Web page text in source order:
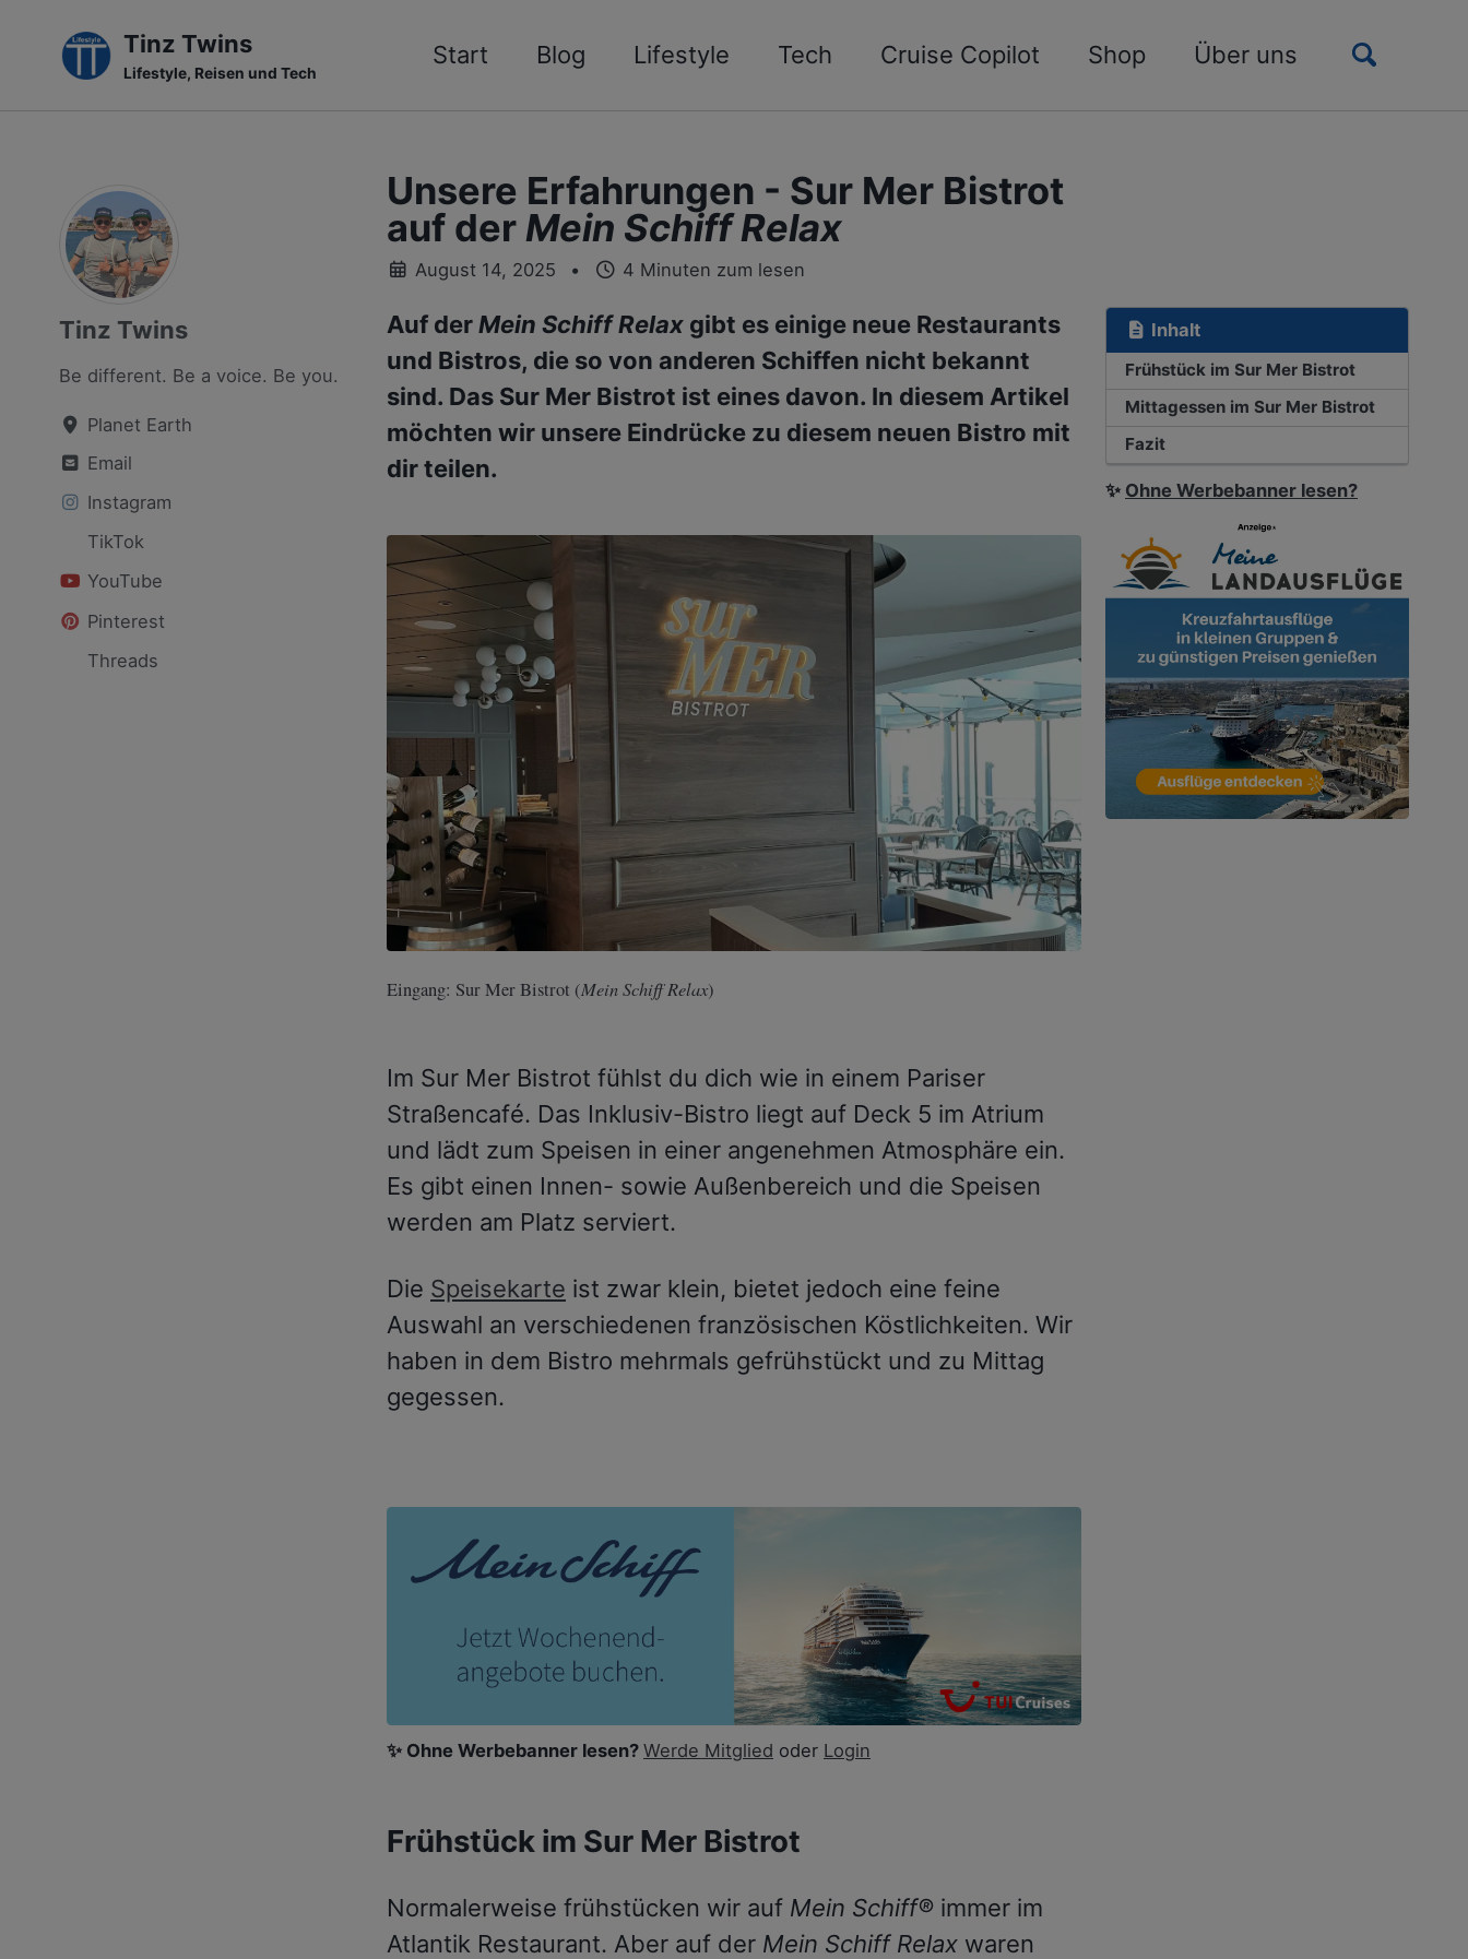
navigation
Tinz Twins
Lifestyle, Reisen und Tech
Start Blog Lifestyle Tech Cruise Copilot Shop Über uns
Toggle
Tinz Twins
Be different. Be a voice. Be you.
Planet Earth
Email
Instagram
TikTok
YouTube
Pinterest
Threads
Unsere Erfahrungen - Sur Mer Bistrot
auf derMein Schiff Relax
August 14, 2025 4 Minuten zum lesen
Inhalt
Frühstück im Sur Mer Bistrot
Mittagessen im Sur Mer Bistrot
Fazit
✨ Ohne Werbebanner lesen?
Auf derMein Schiff Relax gibt es einige neue Restaurants
und Bistros, die so von anderen Schiffen nicht bekannt
sind. Das Sur Mer Bistrot ist eines davon. In diesem Artikel
möchten wir unsere Eindrücke zu diesem neuen Bistro mit
dir teilen.
Eingang: Sur Mer Bistrot (Mein Schiff Relax)
Im Sur Mer Bistrot fühlst du dich wie in einem Pariser
Straßencafé. Das Inklusiv-Bistro liegt auf Deck 5 im Atrium
und lädt zum Speisen in einer angenehmen Atmosphäre ein.
Es gibt einen Innen- sowie Außenbereich und die Speisen
werden am Platz serviert.
Die Speisekarte ist zwar klein, bietet jedoch eine feine
Auswahl an verschiedenen französischen Köstlichkeiten. Wir
haben in dem Bistro mehrmals gefrühstückt und zu Mittag
gegessen.
✨ Ohne Werbebanner lesen? Werde Mitglied oder Login
Frühstück im Sur Mer Bistrot
Normalerweise frühstücken wir auf Mein Schiff® immer im
Atlantik Restaurant. Aber auf der Mein Schiff Relax waren